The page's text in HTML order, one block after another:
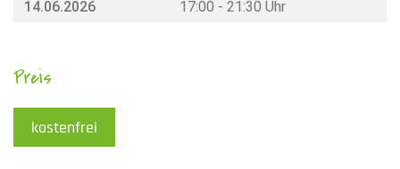
14.06.2026 17:00 - 21:30 Uhr
Preis
kostenfrei